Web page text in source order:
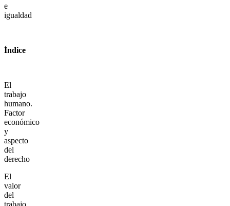
e
igualdad
Índice
El
trabajo
humano.
Factor
económico
y
aspecto
del
derecho
El
valor
del
trabajo